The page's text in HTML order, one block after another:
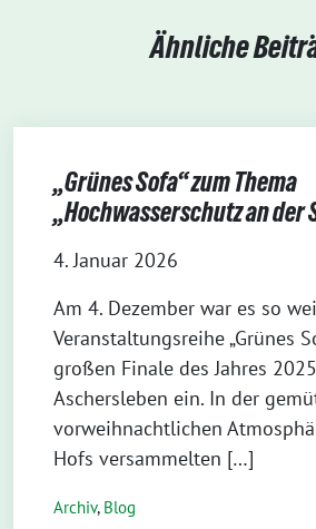
Ähnliche
„Grünes Sofa“ zum Thema
„Hochwasserschutz an der
4. Januar 2026
Am 4. Dezember war es so
Veranstaltungsreihe „Grünes
großen Finale des Jahres
Aschersleben ein. In der
vorweihnachtlichen
Hofs versammelten […]
Archiv, Blog